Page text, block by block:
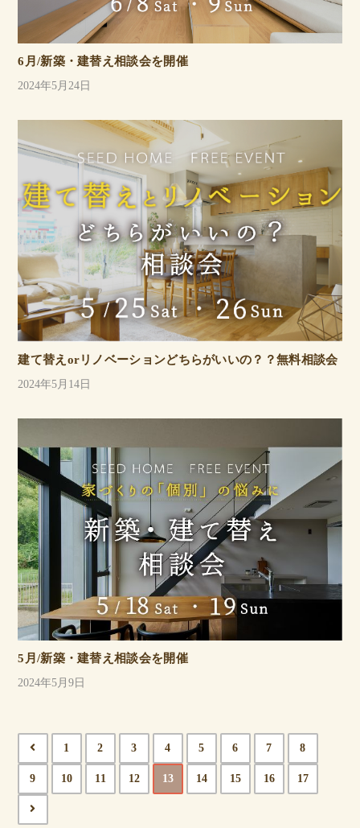
6月/新築・建替え相談会を開催
2024年5月24日
建て替えorリノベーションどちらがいいの？？無料相談会
2024年5月14日
5月/新築・建替え相談会を開催
2024年5月9日
1 2 3 4 5 6 7 8
9 10 11 12 13 14 15 16 17